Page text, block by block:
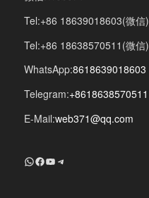
Tel:+86 18639018603(微信)
Tel:+86 18638570511(微信)
WhatsApp:8618639018603
Telegram:+8618638570511
E-Mail:web371@qq.com
+8618639018603
Facebook
YouTube
Telegram